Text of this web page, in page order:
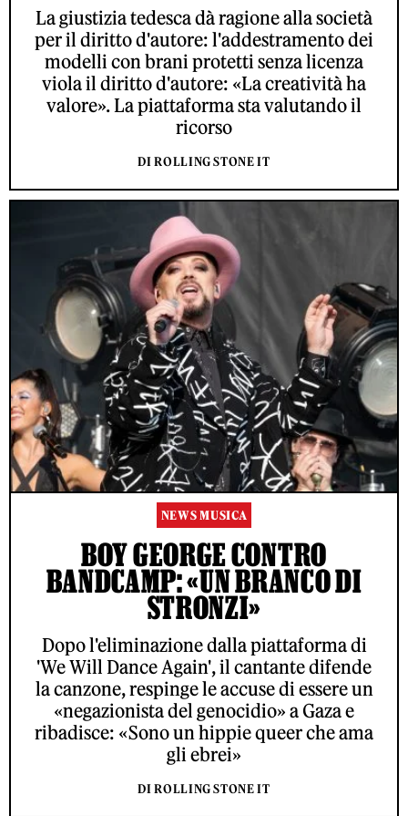
La giustizia tedesca dà ragione alla società
per il diritto d'autore: l'addestramento dei
modelli con brani protetti senza licenza
viola il diritto d'autore: «La creatività ha
valore». La piattaforma sta valutando il
ricorso
DI ROLLING STONE IT
NEWS MUSICA
BOY GEORGE CONTRO
BANDCAMP: «UN BRANCO DI
STRONZI»
Dopo l'eliminazione dalla piattaforma di
'We Will Dance Again', il cantante difende
la canzone, respinge le accuse di essere un
«negazionista del genocidio» a Gaza e
ribadisce: «Sono un hippie queer che ama
gli ebrei»
DI ROLLING STONE IT